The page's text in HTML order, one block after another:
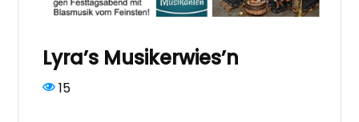
Lyra’s Musikerwies’n
15